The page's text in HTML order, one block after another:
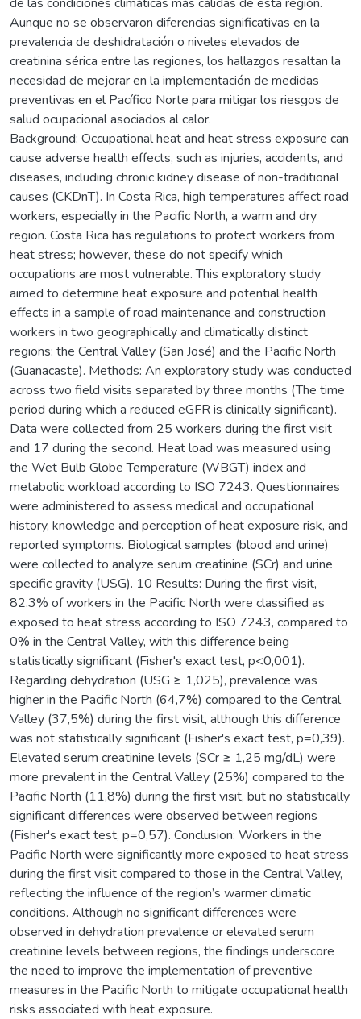
Aunque no se observaron diferencias significativas en la
prevalencia de deshidratación o niveles elevados de
creatinina sérica entre las regiones, los hallazgos resaltan la
necesidad de mejorar en la implementación de medidas
preventivas en el Pacífico Norte para mitigar los riesgos de
salud ocupacional asociados al calor.
Background: Occupational heat and heat stress exposure can
cause adverse health effects, such as injuries, accidents, and
diseases, including chronic kidney disease of non-traditional
causes (CKDnT). In Costa Rica, high temperatures affect road
workers, especially in the Pacific North, a warm and dry
region. Costa Rica has regulations to protect workers from
heat stress; however, these do not specify which
occupations are most vulnerable. This exploratory study
aimed to determine heat exposure and potential health
effects in a sample of road maintenance and construction
workers in two geographically and climatically distinct
regions: the Central Valley (San José) and the Pacific North
(Guanacaste). Methods: An exploratory study was conducted
across two field visits separated by three months (The time
period during which a reduced eGFR is clinically significant).
Data were collected from 25 workers during the first visit
and 17 during the second. Heat load was measured using
the Wet Bulb Globe Temperature (WBGT) index and
metabolic workload according to ISO 7243. Questionnaires
were administered to assess medical and occupational
history, knowledge and perception of heat exposure risk, and
reported symptoms. Biological samples (blood and urine)
were collected to analyze serum creatinine (SCr) and urine
specific gravity (USG). 10 Results: During the first visit,
82.3% of workers in the Pacific North were classified as
exposed to heat stress according to ISO 7243, compared to
0% in the Central Valley, with this difference being
statistically significant (Fisher's exact test, p<0,001).
Regarding dehydration (USG ≥ 1,025), prevalence was
higher in the Pacific North (64,7%) compared to the Central
Valley (37,5%) during the first visit, although this difference
was not statistically significant (Fisher's exact test, p=0,39).
Elevated serum creatinine levels (SCr ≥ 1,25 mg/dL) were
more prevalent in the Central Valley (25%) compared to the
Pacific North (11,8%) during the first visit, but no statistically
significant differences were observed between regions
(Fisher's exact test, p=0,57). Conclusion: Workers in the
Pacific North were significantly more exposed to heat stress
during the first visit compared to those in the Central Valley,
reflecting the influence of the region’s warmer climatic
conditions. Although no significant differences were
observed in dehydration prevalence or elevated serum
creatinine levels between regions, the findings underscore
the need to improve the implementation of preventive
measures in the Pacific North to mitigate occupational health
risks associated with heat exposure.